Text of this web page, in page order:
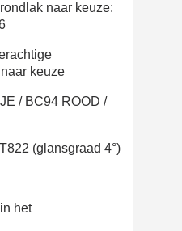
naar keuze:
keuze
/ BC94 ROOD /
(glansgraad 4°)
het